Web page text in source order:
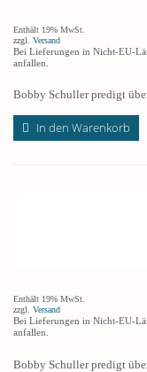
Enthält 19% MwSt.
zzgl. Versand
Bei Lieferungen in Nicht-EU-
anfallen.
Bobby Schuller predigt
In den Warenkorb
Enthält 19% MwSt.
zzgl. Versand
Bei Lieferungen in Nicht-EU-
anfallen.
Bobby Schuller predigt